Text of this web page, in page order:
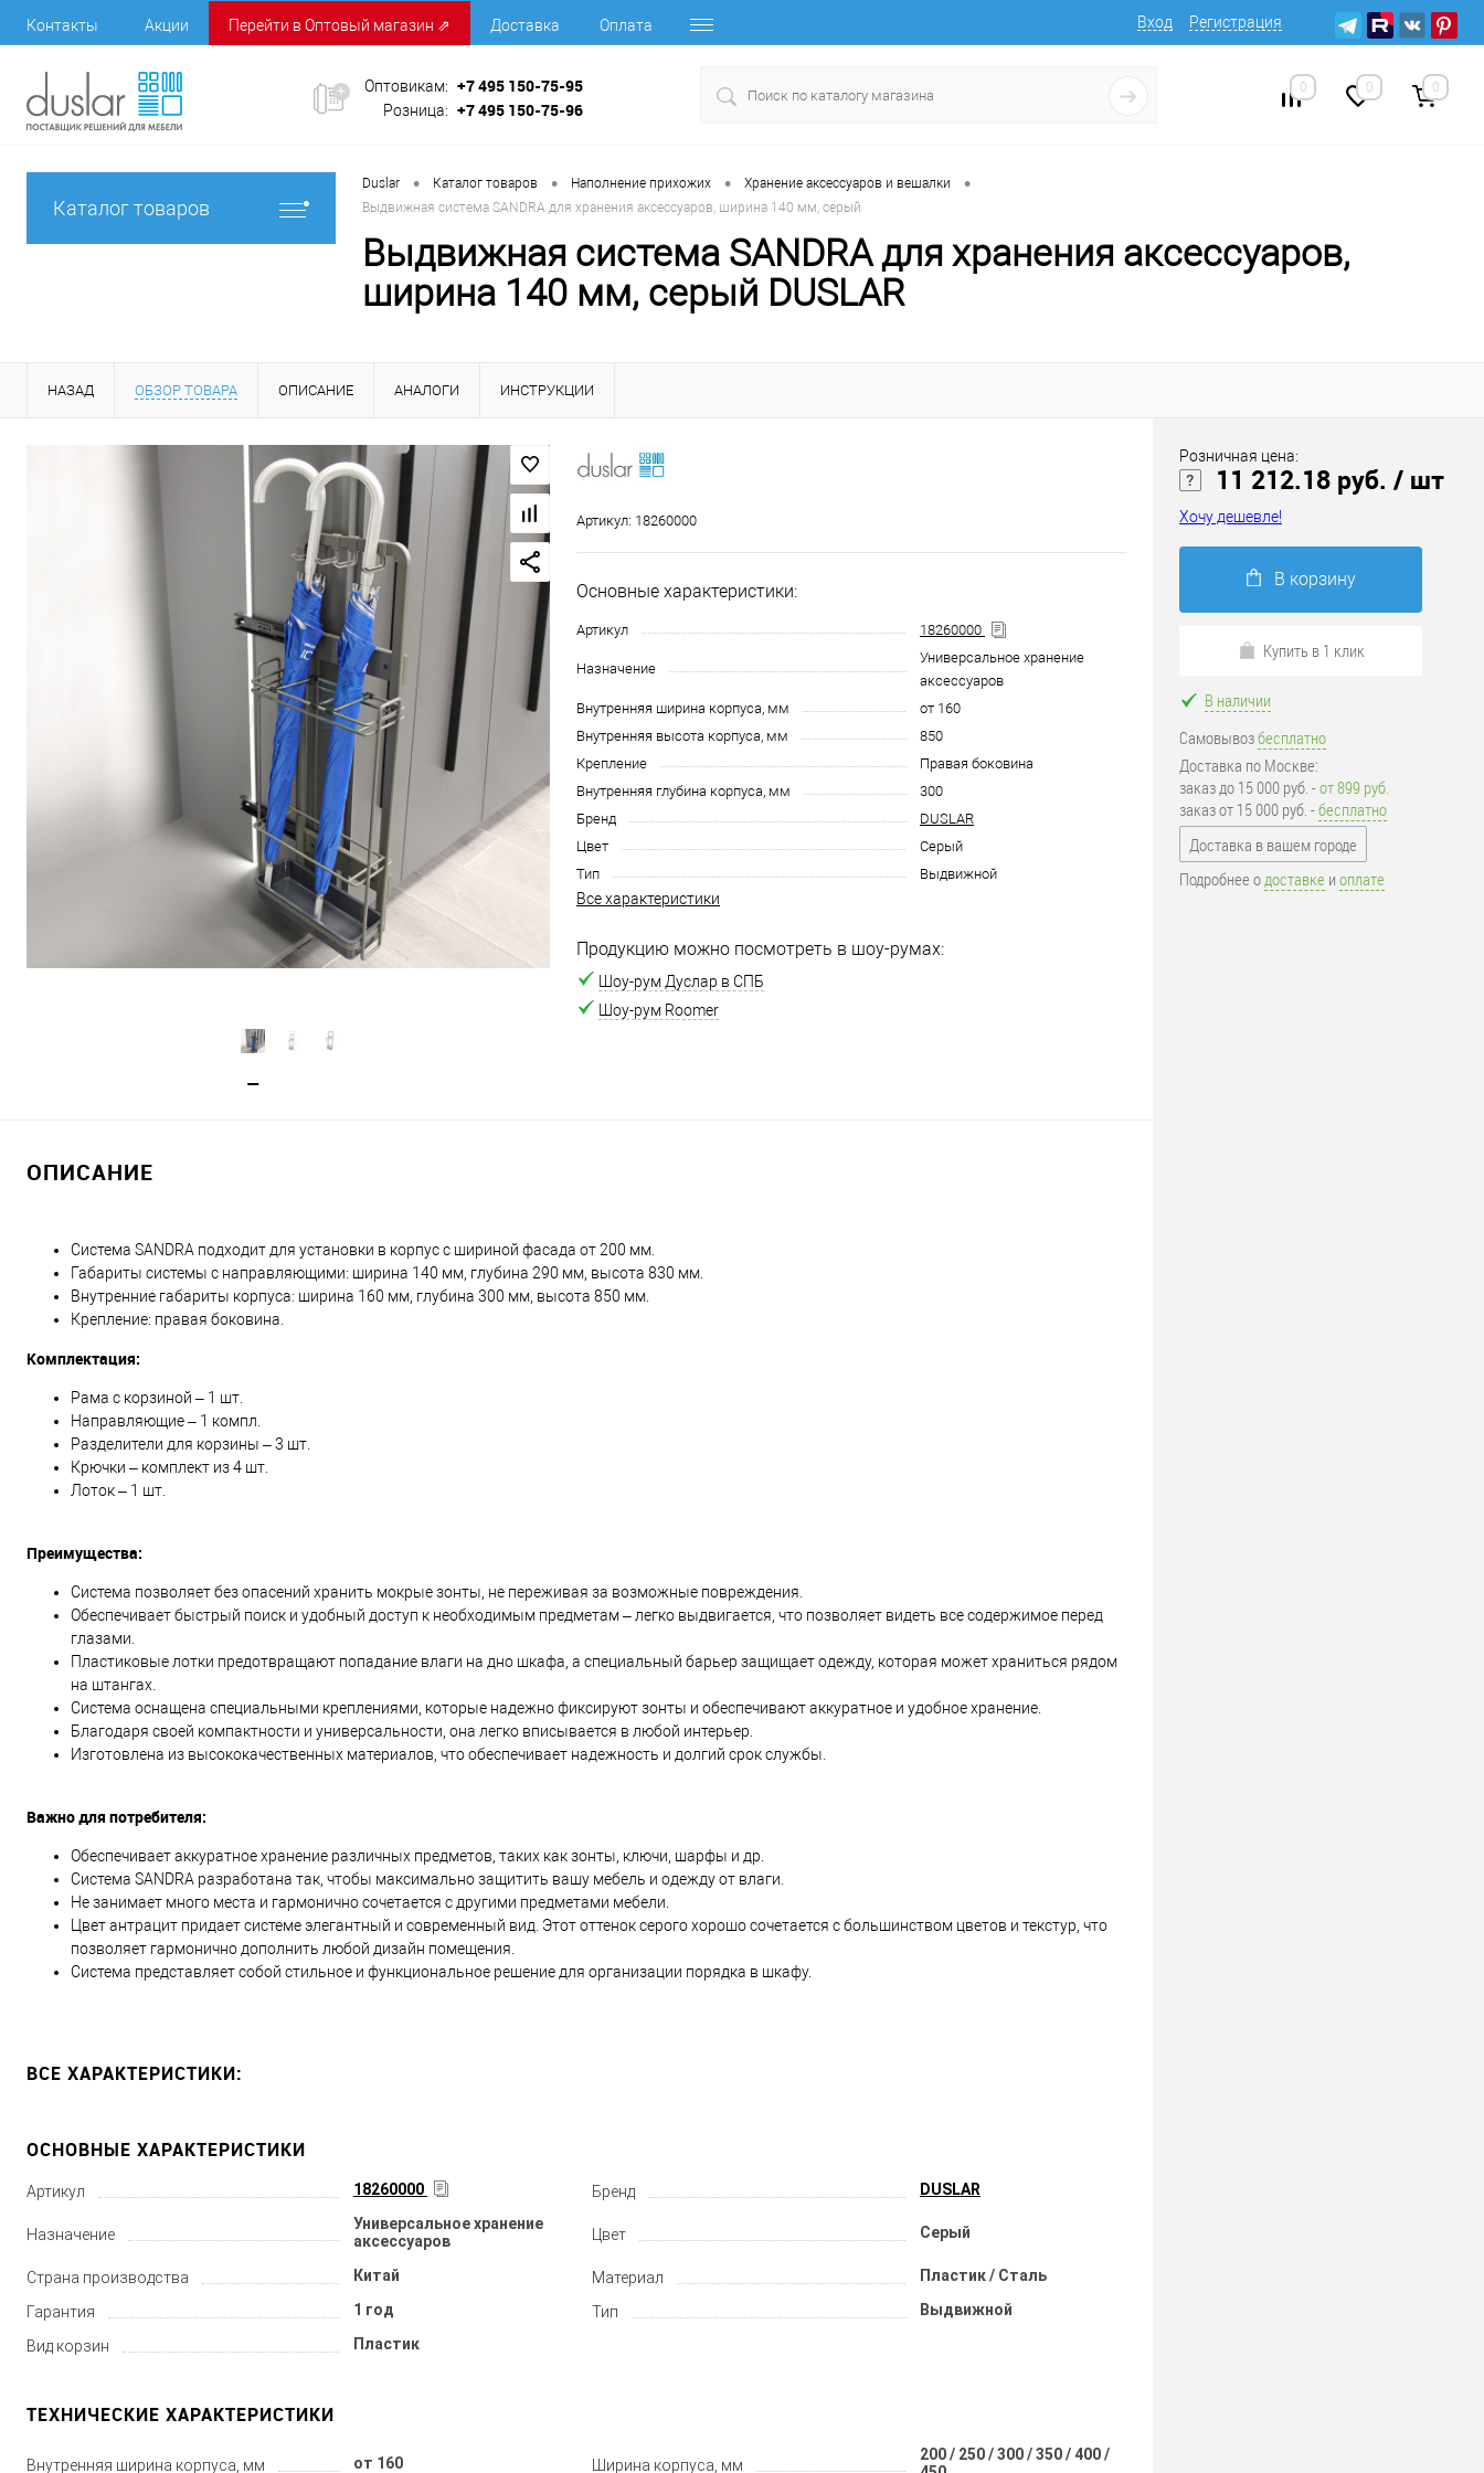
Контакты Акции Перейти в Оптовый магазин ⇗ Доставка Оплата Вход Регистрация
Оптовикам: +7 495 150-75-95
Розница: +7 495 150-75-96
0 0 0
Каталог товаров
Duslar • Каталог товаров • Наполнение прихожих • Хранение аксессуаров и вешалки •
Выдвижная система SANDRA для хранения аксессуаров, ширина 140 мм, серый
Выдвижная система SANDRA для хранения аксессуаров,
ширина 140 мм, серый DUSLAR
НАЗАД ОБЗОР ТОВАРА ОПИСАНИЕ АНАЛОГИ ИНСТРУКЦИИ
Артикул: 18260000
Основные характеристики:
Артикул 18260000
Назначение
Универсальное хранение
аксессуаров
Внутренняя ширина корпуса, мм
от 160
Внутренняя высота корпуса, мм
850
Крепление
Правая боковина
Внутренняя глубина корпуса, мм
300
Бренд
DUSLAR
Цвет
Серый
Тип
Выдвижной
Все характеристики
Продукцию можно посмотреть в шоу-румах:
Шоу-рум Дуслар в СПБ
Шоу-рум Roomer
ОПИСАНИЕ
Система SANDRA подходит для установки в корпус с шириной фасада от 200 мм.
Габариты системы с направляющими: ширина 140 мм, глубина 290 мм, высота 830 мм.
Внутренние габариты корпуса: ширина 160 мм, глубина 300 мм, высота 850 мм.
Крепление: правая боковина.
Комплектация:
Рама с корзиной – 1 шт.
Направляющие – 1 компл.
Разделители для корзины – 3 шт.
Крючки – комплект из 4 шт.
Лоток – 1 шт.
Преимущества:
Система позволяет без опасений хранить мокрые зонты, не переживая за возможные повреждения.
Обеспечивает быстрый поиск и удобный доступ к необходимым предметам – легко выдвигается, что позволяет видеть все содержимое перед
глазами.
Пластиковые лотки предотвращают попадание влаги на дно шкафа, а специальный барьер защищает одежду, которая может храниться рядом
на штангах.
Система оснащена специальными креплениями, которые надежно фиксируют зонты и обеспечивают аккуратное и удобное хранение.
Благодаря своей компактности и универсальности, она легко вписывается в любой интерьер.
Изготовлена из высококачественных материалов, что обеспечивает надежность и долгий срок службы.
Важно для потребителя:
Обеспечивает аккуратное хранение различных предметов, таких как зонты, ключи, шарфы и др.
Система SANDRA разработана так, чтобы максимально защитить вашу мебель и одежду от влаги.
Не занимает много места и гармонично сочетается с другими предметами мебели.
Цвет антрацит придает системе элегантный и современный вид. Этот оттенок серого хорошо сочетается с большинством цветов и текстур, что
позволяет гармонично дополнить любой дизайн помещения.
Система представляет собой стильное и функциональное решение для организации порядка в шкафу.
ВСЕ ХАРАКТЕРИСТИКИ:
ОСНОВНЫЕ ХАРАКТЕРИСТИКИ
Артикул 18260000 Бренд DUSLAR
Назначение
Универсальное хранение
аксессуаров
Цвет Серый
Страна производства Китай Материал Пластик / Сталь
Гарантия 1 год Тип Выдвижной
Вид корзин Пластик
ТЕХНИЧЕСКИЕ ХАРАКТЕРИСТИКИ
Внутренняя ширина корпуса, мм от 160 Ширина корпуса, мм
200 / 250 / 300 / 350 / 400 /
Розничная цена:
11 212.18 руб. / шт
Хочу дешевле!
В корзину
Купить в 1 клик
В наличии
Самовывозбесплатно
Доставка по Москве:
заказ до 15 000 руб. -от 899 руб.
заказ от 15 000 руб. -бесплатно
Доставка в вашем городе
Подробнее одоставке и оплате